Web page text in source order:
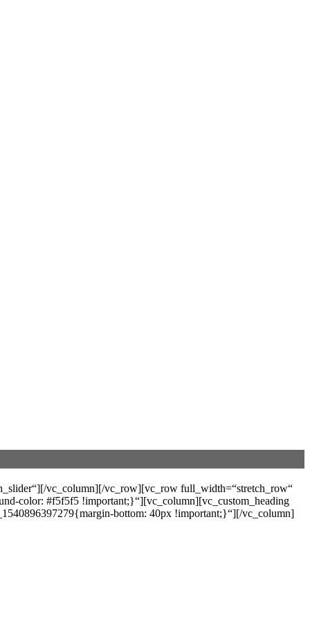
vc_column][/vc_row][vc_row full_width=“stretch_row“
color: #f5f5f5 !important;}“][vc_column][vc_custom_heading
bottom: 40px !important;}“][/vc_column]